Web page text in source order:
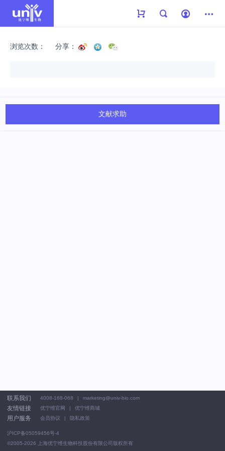
浏览次数： 分享：
文献求助
联系我们 4008-168-068 marketing@univ-bio.com
友情链接 优宁维官网 优宁维商城
用户服务 会员协议 隐私政策
沪ICP备05059456号-4
©2005-2026 上海优宁维生物科技股份有限公司版权所有